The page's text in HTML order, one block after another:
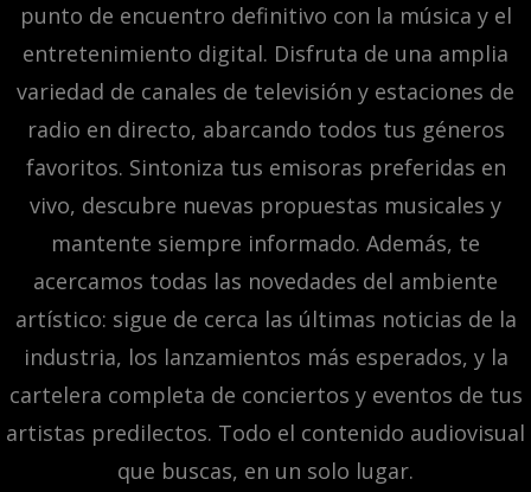
punto de encuentro definitivo con la música y el
entretenimiento digital. Disfruta de una amplia
variedad de canales de televisión y estaciones de
radio en directo, abarcando todos tus géneros
favoritos. Sintoniza tus emisoras preferidas en
vivo, descubre nuevas propuestas musicales y
mantente siempre informado. Además, te
acercamos todas las novedades del ambiente
artístico: sigue de cerca las últimas noticias de la
industria, los lanzamientos más esperados, y la
cartelera completa de conciertos y eventos de tus
artistas predilectos. Todo el contenido audiovisual
que buscas, en un solo lugar.